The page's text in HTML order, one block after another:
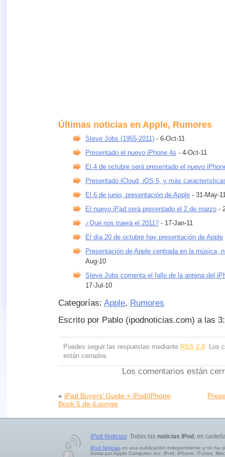
Últimas noticias en Apple, Rumores
Steve Jobs (1955-2011) - 6-Oct-11
Presentado el nuevo iPhone 4s - 4-Oct-11
El 4 de octubre será presentado el nuevo
Presentado iCloud, iOS 5, y más
El 6 de junio, presentación de Apple - 31-May-
El nuevo iPad será presentado el 2 de marzo -
¿Qué nos traerá el 2011? - 17-Jan-11
El día 20 de octubre hay presentación de Apple
Presentación de Apple centrada en la música,
Aug-10
Steve Jobs comenta el fallo de la antena del
17-Jul-10
Categorías: Apple, Rumores
Escrito por Pablo (ipodnoticias.com) a las
Puedes seguir las respuestas mediante RSS 2.0. Los
están cerrados.
Los comentarios están
« iPad Buyers’ Guide + iPod/iPhone
Book 5 de iLounge
iPod Noticias: Todas las noticias iPod , en
iPod Noticias es una publicación independiente y no ha
forma por Apple Computer, Inc. iPod, iPhone, iTunes,